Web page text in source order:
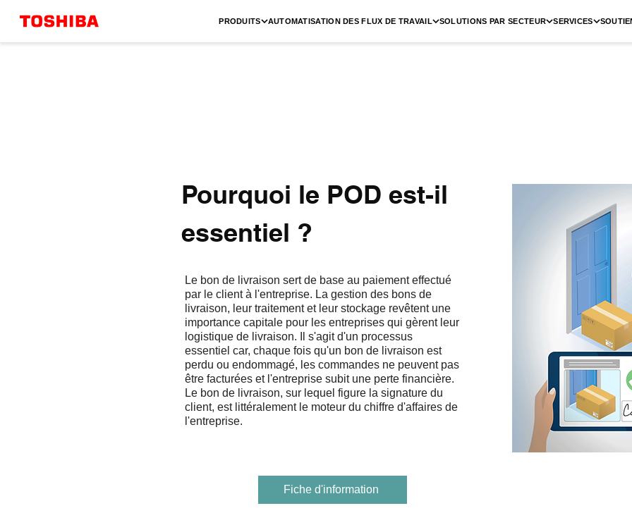
PRODUITS AUTOMATISATION DES FLUX DE TRAVAIL SOLUTIONS PAR SECTEUR SERVICES
Pourquoi le POD est-il
essentiel ?
Le bon de livraison sert de base au paiement effectué
par le client à l'entreprise. La gestion des bons de
livraison, leur traitement et leur stockage revêtent une
importance capitale pour les entreprises qui gèrent leur
logistique de livraison. Il s'agit d'un processus
essentiel car, chaque fois qu'un bon de livraison est
perdu ou endommagé, les commandes ne peuvent pas
être facturées et l'entreprise subit une perte financière.
Le bon de livraison, sur lequel figure la signature du
client, est littéralement le moteur du chiffre d'affaires de
l'entreprise.
Fiche d'information